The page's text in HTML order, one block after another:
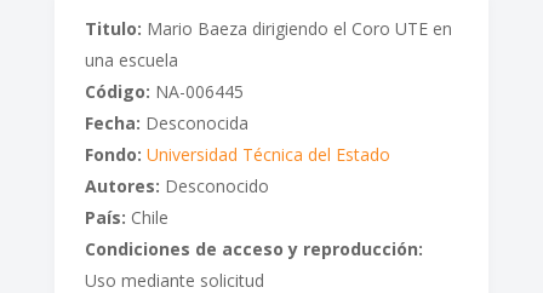
Titulo: Mario Baeza dirigiendo el Coro UTE en
una escuela
Código: NA-006445
Fecha: Desconocida
Fondo: Universidad Técnica del Estado
Autores: Desconocido
País: Chile
Condiciones de acceso y reproducción:
Uso mediante solicitud